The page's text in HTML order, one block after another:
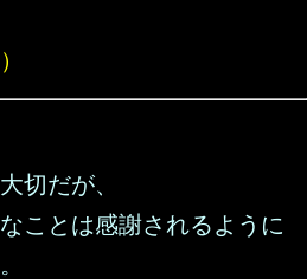
）
切だが、
ことは感謝されるように